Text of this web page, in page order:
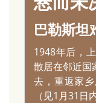
巴勒斯坦
1948年后，
散居在邻近国
去，重返家
（见1月31日